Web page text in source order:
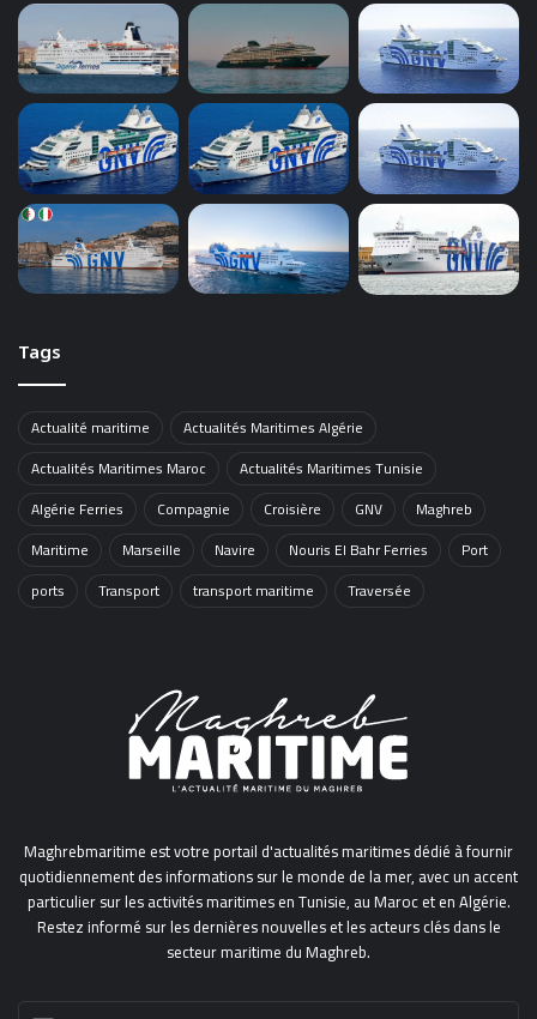
Tags
Actualité maritime
Actualités Maritimes Algérie
Actualités Maritimes Maroc
Actualités Maritimes Tunisie
Algérie Ferries
Compagnie Croisière GNV
Maghreb
Maritime
Marseille Navire Nouris El Bahr Ferries
Port
ports
Transport transport maritime Traversée
Maghrebmaritime est votre portail d'actualités maritimes dédié à fournir
quotidiennement des informations sur le monde de la mer, avec un accent
particulier sur les activités maritimes en Tunisie, au Maroc et en Algérie.
Restez informé sur les dernières nouvelles et les acteurs clés dans le
secteur maritime du Maghreb.
Entrez